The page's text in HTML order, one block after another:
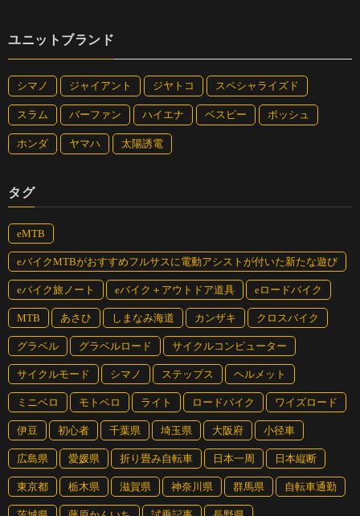
ユニットブランド
シマノ ジャイアント ジヤトコ スペシャライズド
スラム バーファン ハイエナ ベスビー ボッシュ
ホンダ ヤマハ 太陽誘電
タグ
eMTB
eバイクMTBがおすすめフルサスに電動アシストが付いた新たな遊び
eバイク旅ノート eバイク＋アウトドア道具 eロードバイク
MTB あさひ しまなみ海道 カンザキ クロスバイク
グラベル グラベルロード サイクルコンピューター
サイクルモード シマノ ステップス ヘルメット
ミニベロ モトベロ ライト ロードバイク ワイズロード
伊豆 初心者 千葉県 埼玉県 大阪府 小径車
広島県 愛媛県 折り畳み自転車 日本一周 日本縦断
東京都 栃木県 滋賀県 神奈川県 群馬県 自転車通勤